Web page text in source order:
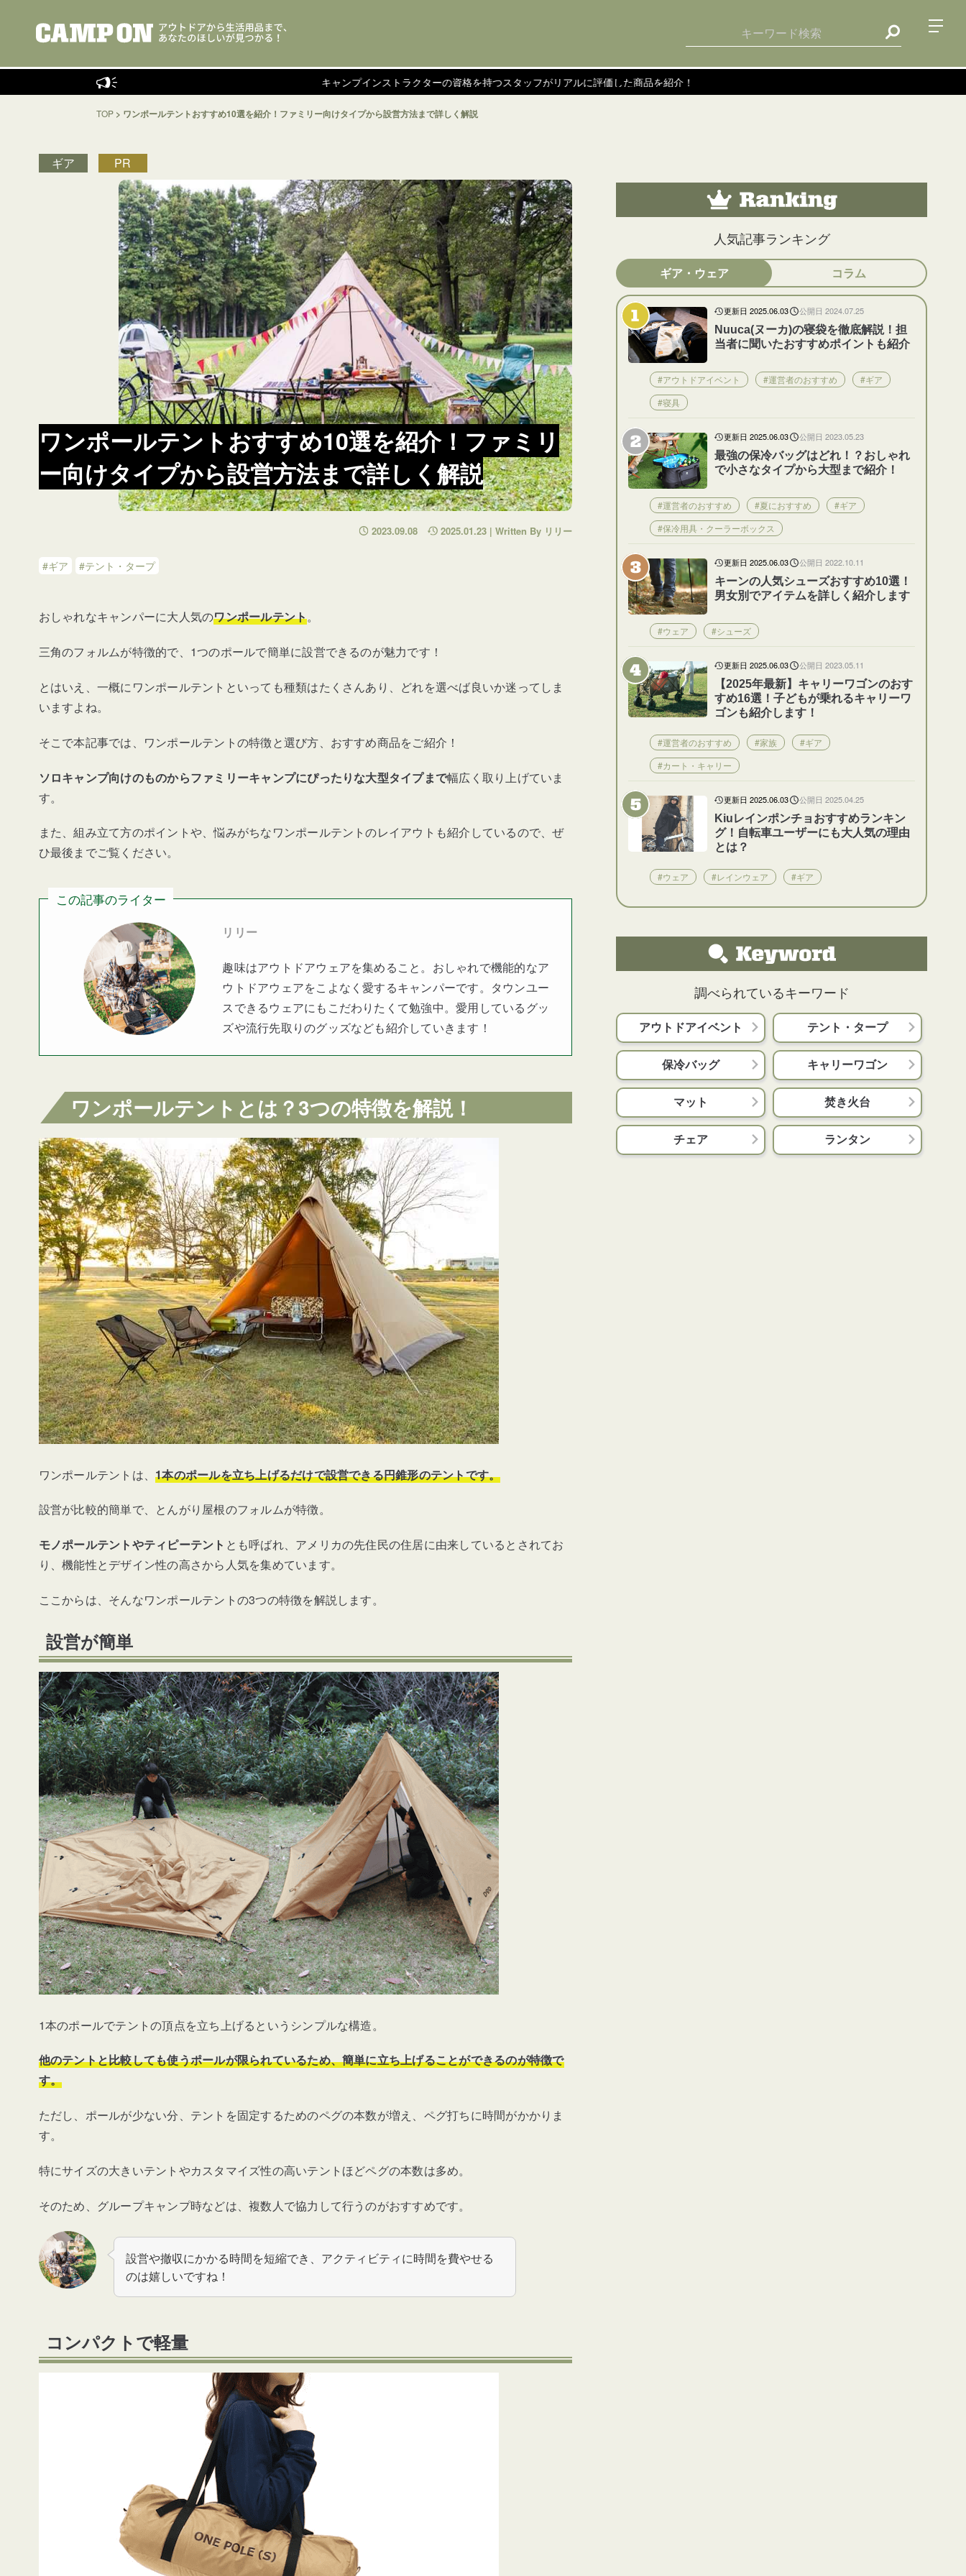
キャンプインストラクターの資格を持つスタッフがリアルに評価した商品を紹介！
TOP > ワンポールテントおすすめ10選を紹介！ファミリー向けタイプから設営方法まで詳しく解説
ギア PR
ワンポールテントおすすめ10選を紹介！ファミリ
ー向けタイプから設営方法まで詳しく解説
2023.09.08 2025.01.23 | Written By リリー
#ギア #テント・タープ
おしゃれなキャンパーに大人気のワンポールテント。
三角のフォルムが特徴的で、1つのポールで簡単に設営できるのが魅力です！
とはいえ、一概にワンポールテントといっても種類はたくさんあり、どれを選べば良いか迷ってしま
いますよね。
そこで本記事では、ワンポールテントの特徴と選び方、おすすめ商品をご紹介！
ソロキャンプ向けのものからファミリーキャンプにぴったりな大型タイプまで幅広く取り上げていま
す。
また、組み立て方のポイントや、悩みがちなワンポールテントのレイアウトも紹介しているので、ぜ
ひ最後までご覧ください。
この記事のライター
リリー
趣味はアウトドアウェアを集めること。おしゃれで機能的なア
ウトドアウェアをこよなく愛するキャンパーです。タウンユー
スできるウェアにもこだわりたくて勉強中。愛用しているグッ
ズや流行先取りのグッズなども紹介していきます！
ワンポールテントとは？3つの特徴を解説！
ワンポールテントは、1本のポールを立ち上げるだけで設営できる円錐形のテントです。
設営が比較的簡単で、とんがり屋根のフォルムが特徴。
モノポールテントやティピーテント とも呼ばれ、アメリカの先住民の住居に由来しているとされてお
り、機能性とデザイン性の高さから人気を集めています。
ここからは、そんなワンポールテントの3つの特徴を解説します。
設営が簡単
1本のポールでテントの頂点を立ち上げるというシンプルな構造。
他のテントと比較しても使うポールが限られているため、簡単に立ち上げることができるのが特徴で
す。
ただし、ポールが少ない分、テントを固定するためのペグの本数が増え、ペグ打ちに時間がかかりま
す。
特にサイズの大きいテントやカスタマイズ性の高いテントほどペグの本数は多め。
そのため、グループキャンプ時などは、複数人で協力して行うのがおすすめです。
設営や撤収にかかる時間を短縮でき、アクティビティに時間を費やせる
のは嬉しいですね！
コンパクトで軽量
人気記事ランキング
ギア・ウェア コラム
更新日 2025.06.03 公開日 2024.07.25
Nuuca(ヌーカ)の寝袋を徹底解説！担
当者に聞いたおすすめポイントも紹介
#アウトドアイベント #運営者のおすすめ
#ギア
#寝具
更新日 2025.06.03 公開日 2023.05.23
最強の保冷バッグはどれ！？おしゃれ
で小さなタイプから大型まで紹介！
#運営者のおすすめ #夏におすすめ
#ギア
#保冷用具・クーラーボックス
更新日 2025.06.03 公開日 2022.10.11
キーンの人気シューズおすすめ10選！
男女別でアイテムを詳しく紹介します
#ウェア #シューズ
更新日 2025.06.03 公開日 2023.05.11
【2025年最新】キャリーワゴンのおす
すめ16選！子どもが乗れるキャリーワ
ゴンも紹介します！
#運営者のおすすめ #家族
#ギア
#カート・キャリー
更新日 2025.06.03 公開日 2025.04.25
Kiuレインポンチョおすすめランキン
グ！自転車ユーザーにも大人気の理由
とは？
#ウェア #レインウェア #ギア
調べられているキーワード
アウトドアイベント テント・タープ
保冷バッグ キャリーワゴン
マット 焚き火台
チェア ランタン